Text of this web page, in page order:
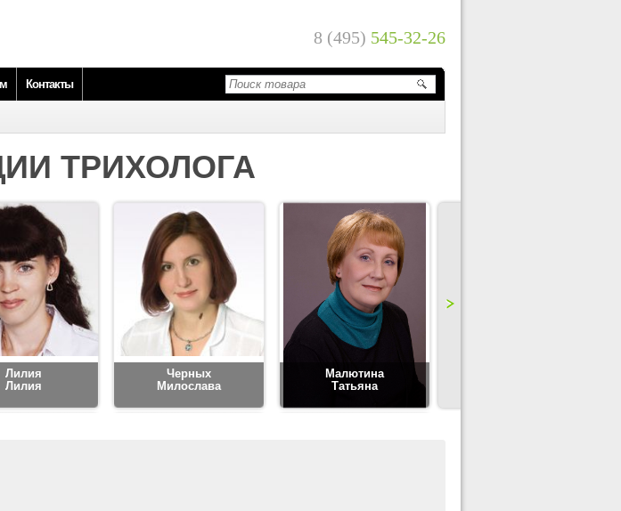
8 (495) 545-32-26
Контакты
ТРИХОЛОГА
Лилия
Лилия
Черных
Милослава
Малютина
Татьяна